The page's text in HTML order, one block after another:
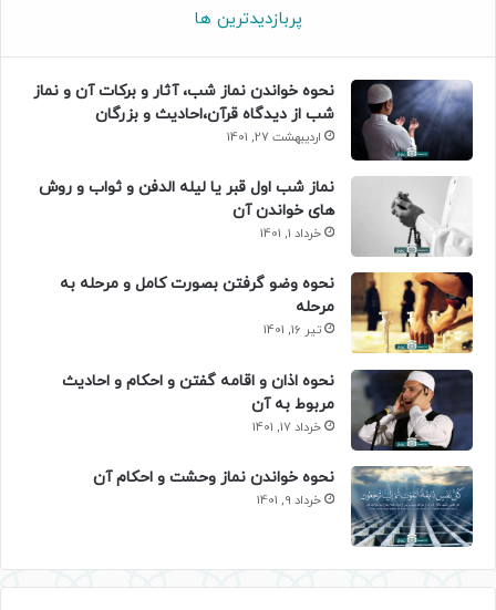
پربازدیدترین ها
نحوه خواندن نماز شب، آثار و برکات آن و نماز
شب از دیدگاه قرآن،احادیث و بزرگان
اردیبهشت 27, 1401
نماز شب اول قبر یا لیله الدفن و ثواب و روش
های خواندن آن
خرداد 1, 1401
نحوه وضو گرفتن بصورت کامل و مرحله به
مرحله
تیر 16, 1401
نحوه اذان و اقامه گفتن و احکام و احادیث
مربوط به آن
خرداد 17, 1401
نحوه خواندن نماز وحشت و احکام آن
خرداد 9, 1401